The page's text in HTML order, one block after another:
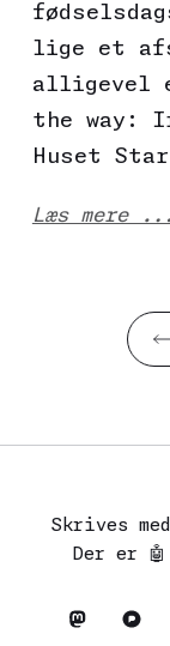
lige et
alligevel
the way:
Huset
Læs mere ...
Skrives
Der er 🤖